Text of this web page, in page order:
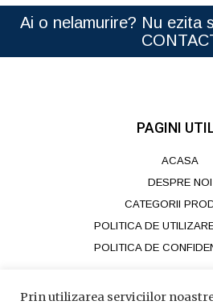
Ai o nelamurire? Nu ezita
PAGINI
ACASA
DESPRE NOI
CATEGORII
POLITICA DE
POLITICA DE
CONTACT
Prin utilizarea serviciilor